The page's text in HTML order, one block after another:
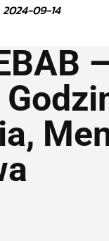
2024-09-14
–